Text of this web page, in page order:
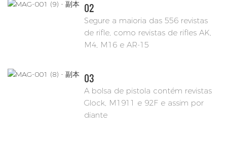
02
Segure a maioria das 556 revistas
de rifle, como revistas de rifles AK,
M4, M16 e AR-15
03
A bolsa de pistola contém revistas
Glock, M1911 e 92F e assim por
diante